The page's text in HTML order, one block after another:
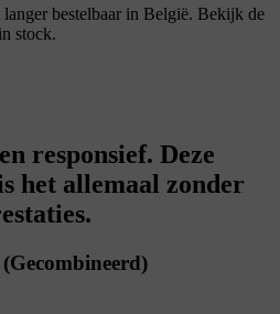
bestelbaar in België. Bekijk de
stock.
responsief. Deze
het allemaal zonder